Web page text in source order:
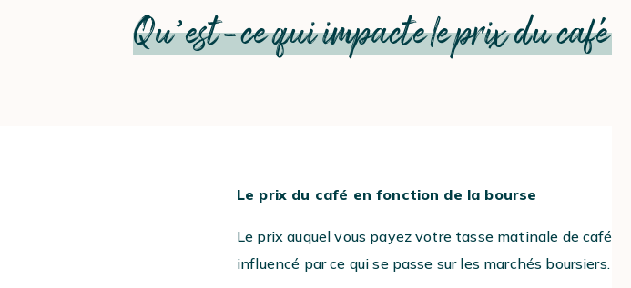
Qu’est-ce qui impacte le prix du café ?
Le prix du café en fonction de la bourse
Le prix auquel vous payez votre tasse matinale de café est
influencé par ce qui se passe sur les marchés boursiers.